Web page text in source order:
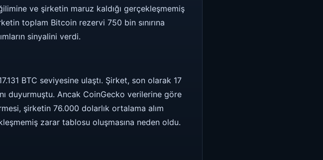
ve şirketin maruz kaldığı gerçekleşmemiş
toplam Bitcoin rezervi 750 bin sınırına
sinyalini verdi.
BTC seviyesine ulaştı. Şirket, son olarak 17
duyurmuştu. Ancak CoinGecko verilerine göre
şirketin 76.000 dolarlık ortalama alım
zarar tablosu oluşmasına neden oldu.